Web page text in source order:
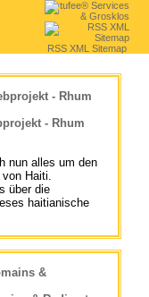
RSS XML Sitemap
- Rhum
nun alles um den
Haiti.
über die
haitianische